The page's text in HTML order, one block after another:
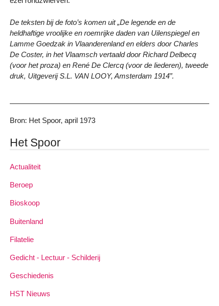
De teksten bij de foto’s komen uit „De legende en de
heldhaftige vroolijke en roemrijke daden van Uilenspiegel en
Lamme Goedzak in Vlaanderenland en elders door Charles
De Coster, in het Vlaamsch vertaald door Richard Delbecq
(voor het proza) en René De Clercq (voor de liederen), tweede
druk, Uitgeverij S.L. VAN LOOY, Amsterdam 1914”.
Bron: Het Spoor, april 1973
Het Spoor
Actualiteit
Beroep
Bioskoop
Buitenland
Filatelie
Gedicht - Lectuur - Schilderij
Geschiedenis
HST Nieuws